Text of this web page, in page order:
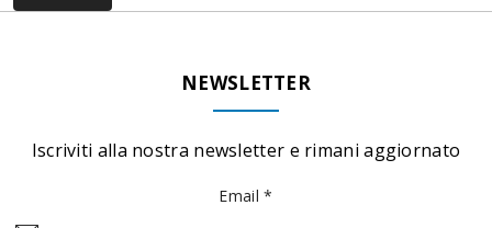
NEWSLETTER
Iscriviti alla nostra newsletter e rimani aggiornato
Email *